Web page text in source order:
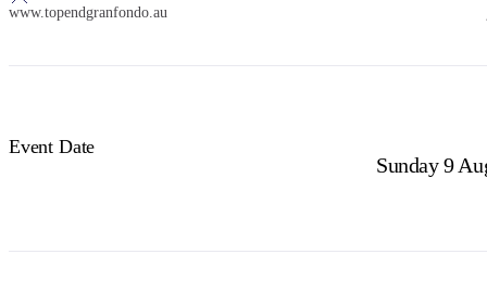
www.topendgranfondo.au
Event Date
Sunday 9